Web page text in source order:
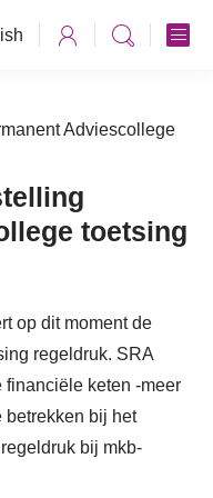
Adviescollege
toetsing
op dit moment de
regeldruk. SRA
financiële keten -meer
betrekken bij het
bij mkb-